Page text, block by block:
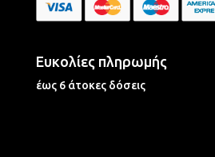
Ευκολίες πληρωμής
έως 6 άτοκες δόσεις